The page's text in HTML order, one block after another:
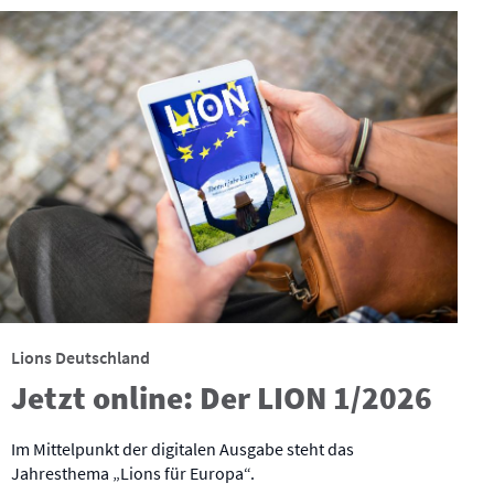
Lions Deutschland
Jetzt online: Der LION 1/2026
Im Mittelpunkt der digitalen Ausgabe steht das
Jahresthema „Lions für Europa“.